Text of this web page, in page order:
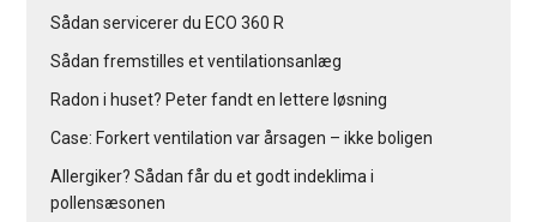
Sådan servicerer du ECO 360 R
Sådan fremstilles et ventilationsanlæg
Radon i huset? Peter fandt en lettere løsning
Case: Forkert ventilation var årsagen – ikke boligen
Allergiker? Sådan får du et godt indeklima i
pollensæsonen